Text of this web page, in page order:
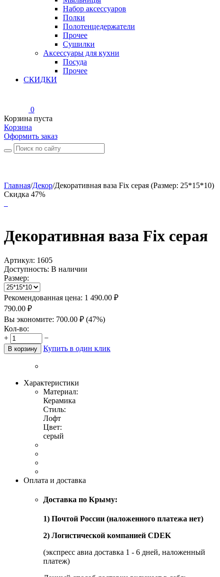
Набор аксессуаров
Полки
Полотенцедержатели
Прочее
Сушилки
Аксессуары для кухни
Посуда
Прочее
СКИДКИ
0
Корзина пуста
Корзина
Оформить заказ
Главная/Декор/Декоративная ваза Fix серая (Размер: 25*15*10)
Скидка 47%
Декоративная ваза Fix серая
Артикул: 1605
Доступность: В наличии
Размер:
Рекомендованная цена: 1 490.00 ₽
790.00 ₽
Вы экономите: 700.00 ₽ (47%)
Кол-во:
+
−
В корзину Купить в один клик
Характеристики
Материал:
Керамика
Стиль:
Лофт
Цвет:
серый
Оплата и доставка
Доставка по Крыму:
1) Почтой России (наложенного платежа нет)
2) Логистической компанией CDEK
(экспресс авиа доставка 1 - 6 дней, наложенный
платеж)